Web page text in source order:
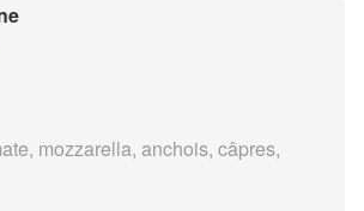
mozzarella, anchois, câpres,